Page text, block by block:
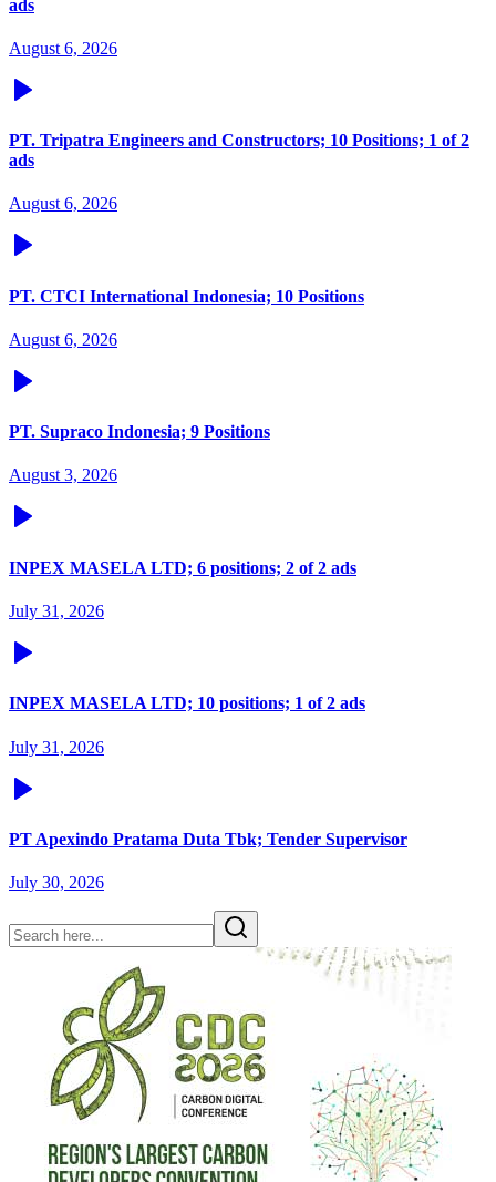
ads
August 6, 2026
PT. Tripatra Engineers and Constructors; 10 Positions; 1 of 2
ads
August 6, 2026
PT. CTCI International Indonesia; 10 Positions
August 6, 2026
PT. Supraco Indonesia; 9 Positions
August 3, 2026
INPEX MASELA LTD; 6 positions; 2 of 2 ads
July 31, 2026
INPEX MASELA LTD; 10 positions; 1 of 2 ads
July 31, 2026
PT Apexindo Pratama Duta Tbk; Tender Supervisor
July 30, 2026